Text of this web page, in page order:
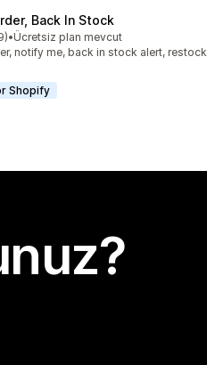
Back In Stock
üzerinden
değerlendirme
•Ücretsiz plan mevcut
notify me, back in stock alert, restock
Shopify